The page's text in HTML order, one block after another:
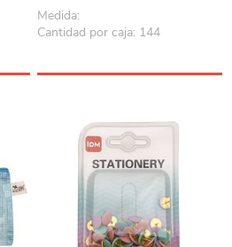
Medida:
Cantidad por caja: 144